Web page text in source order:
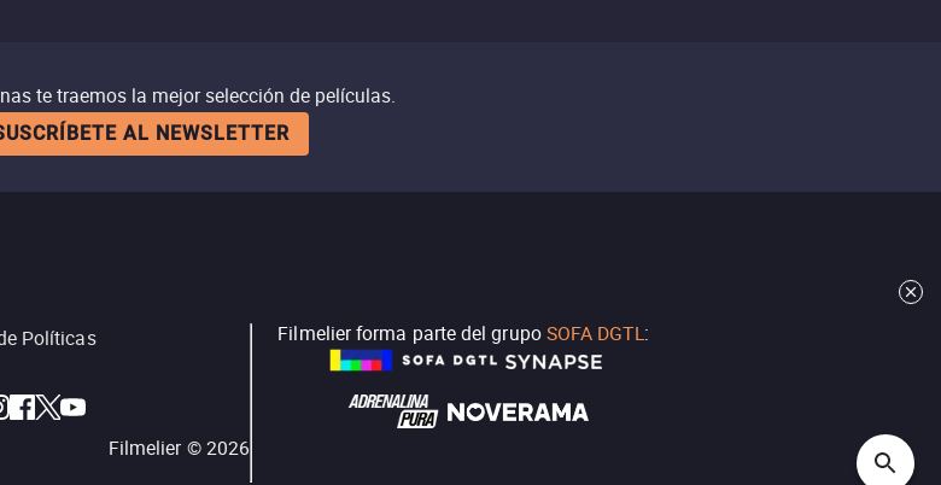
te traemos la mejor selección de películas.
AL NEWSLETTER
Políticas
Filmelier ©2026
Filmelier forma parte del grupoSOFA DGTL: